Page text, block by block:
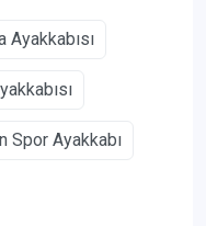
Ayakkabısı
Spor Ayakkabı